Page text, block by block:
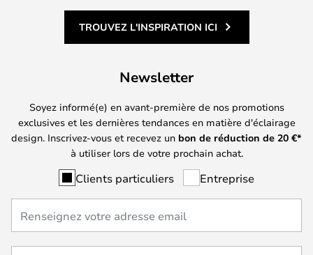
TROUVEZ L'INSPIRATION ICI
Newsletter
Soyez informé(e) en avant-première de nos promotions
exclusives et les dernières tendances en matière d'éclairage
design. Inscrivez-vous et recevez un bon de réduction de 20 €*
à utiliser lors de votre prochain achat.
Clients particuliers Entreprise